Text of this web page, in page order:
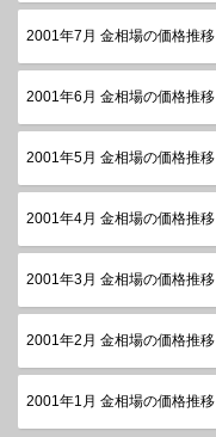
2001年7月 金相場の価格推移
2001年6月 金相場の価格推移
2001年5月 金相場の価格推移
2001年4月 金相場の価格推移
2001年3月 金相場の価格推移
2001年2月 金相場の価格推移
2001年1月 金相場の価格推移